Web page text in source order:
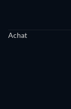
Achat